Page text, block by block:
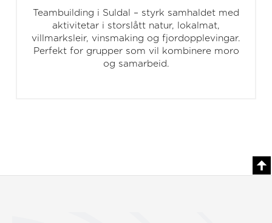
Teambuilding i Suldal – styrk samhaldet med
aktivitetar i storslått natur, lokalmat,
villmarksleir, vinsmaking og fjordopplevingar.
Perfekt for grupper som vil kombinere moro
og samarbeid.